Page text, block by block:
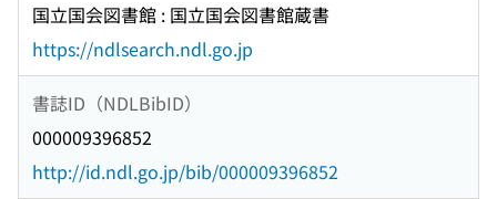
国立国会図書館 : 国立国会図書館蔵書
https://ndlsearch.ndl.go.jp
書誌ID（NDLBibID）
000009396852
http://id.ndl.go.jp/bib/000009396852